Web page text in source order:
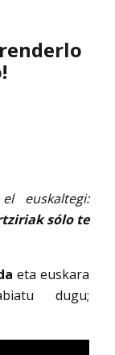
euskaltegi:
sólo te
eta euskara
dugu;